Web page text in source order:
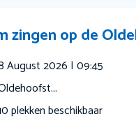
zingen op de
August 2026 | 09:45
plekken beschikbaar